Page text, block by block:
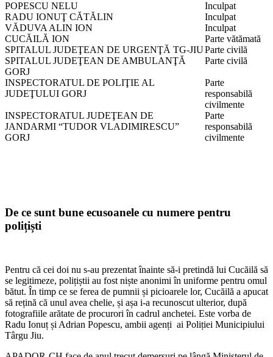
POPESCU NELU
Inculpat
RADU IONUŢ CĂTĂLIN
Inculpat
VĂDUVA ALIN ION
Inculpat
CUCĂILĂ ION
Parte vătămată
SPITALUL JUDEŢEAN DE URGENŢĂ TG-JIUParte civilă
SPITALUL JUDEŢEAN DE AMBULANŢĂ
GORJ
Parte civilă
INSPECTORATUL DE POLIŢIE AL
JUDEŢULUI GORJ
Parte
responsabilă
civilmente
INSPECTORATUL JUDEŢEAN DE
JANDARMI “TUDOR VLADIMIRESCU”
GORJ
Parte
responsabilă
civilmente
De ce sunt bune ecusoanele cu numere pentru
polițiști
Pentru că cei doi nu s-au prezentat înainte să-i pretindă lui Cucăilă să
se legitimeze, polițiștii au fost niște anonimi în uniforme pentru omul
bătut. În timp ce se ferea de pumnii și picioarele lor, Cucăilă a apucat
să rețină că unul avea chelie, și așa i-a recunoscut ulterior, după
fotografiile arătate de procurori în cadrul anchetei. Este vorba de
Radu Ionuț și Adrian Popescu, ambii agenți ai Poliției Municipiului
Târgu Jiu.